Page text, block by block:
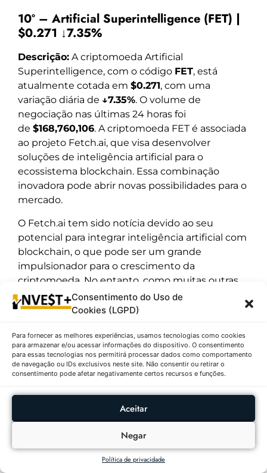
Consentimento do Uso de
Cookies (LGPD)
Para fornecer as melhores experiências, usamos tecnologias como cookies
para armazenar e/ou acessar informações do dispositivo. O consentimento
para essas tecnologias nos permitirá processar dados como comportamento
de navegação ou IDs exclusivos neste site. Não consentir ou retirar o
consentimento pode afetar negativamente certos recursos e funções.
Aceitar
Negar
Política de privacidade
10º – Artificial Superintelligence (FET) |
$0.271 ↓7.35%
Descrição: A criptomoeda Artificial
Superintelligence, com o código FET, está
atualmente cotada em $0.271, com uma
variação diária de ↓7.35%. O volume de
negociação nas últimas 24 horas foi
de $168,760,106. A criptomoeda FET é associada
ao projeto Fetch.ai, que visa desenvolver
soluções de inteligência artificial para o
ecossistema blockchain. Essa combinação
inovadora pode abrir novas possibilidades para o
mercado.
O Fetch.ai tem sido notícia devido ao seu
potencial para integrar inteligência artificial com
blockchain, o que pode ser um grande
impulsionador para o crescimento da
criptomoeda. No entanto, como muitas outras
criptomoedas, enfrenta os desafios da
volatilidade do mercado.
Outras Publicações
AÇÕES RANKING DIÁRIO
Ações Com Maiores
Altas E Baixas No
IBOVESPA Em
05/08/2026